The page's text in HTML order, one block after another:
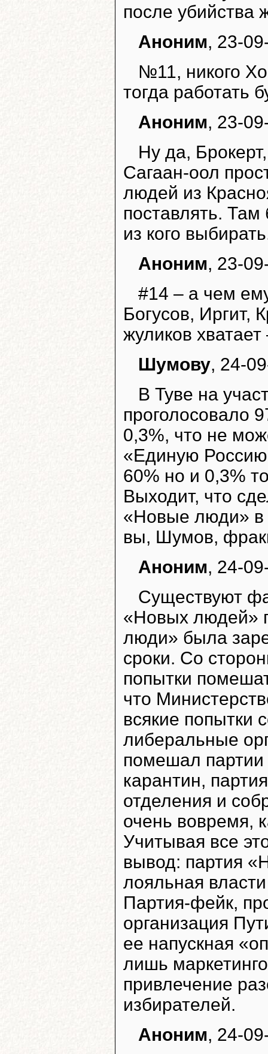
после убийства
Аноним, 23-
№11, никого
тогда работать
Аноним, 23-
Ну да,
Сагаан-оол
людей из
поставлять.
из кого
Аноним, 23-
#14 – а чем
Богусов, Иргит,
жуликов
Шумову, 24-
В Туве на
проголосовало
0,3%, что не
«Единую
60% но и 0,3%
Выходит, что
«Новые люди» в
вы, Шумов,
Аноним, 24-
Существуют
«Новых людей»
люди» была
сроки. Со
попытки
что
всякие попытки
либеральные
помешал партии
карантин,
отделения и
очень вовремя,
Учитывая все
вывод: партия
лояльная
Партия-фейк,
организация
ее напускная
лишь
привлечение
избирателей.
Аноним, 24-